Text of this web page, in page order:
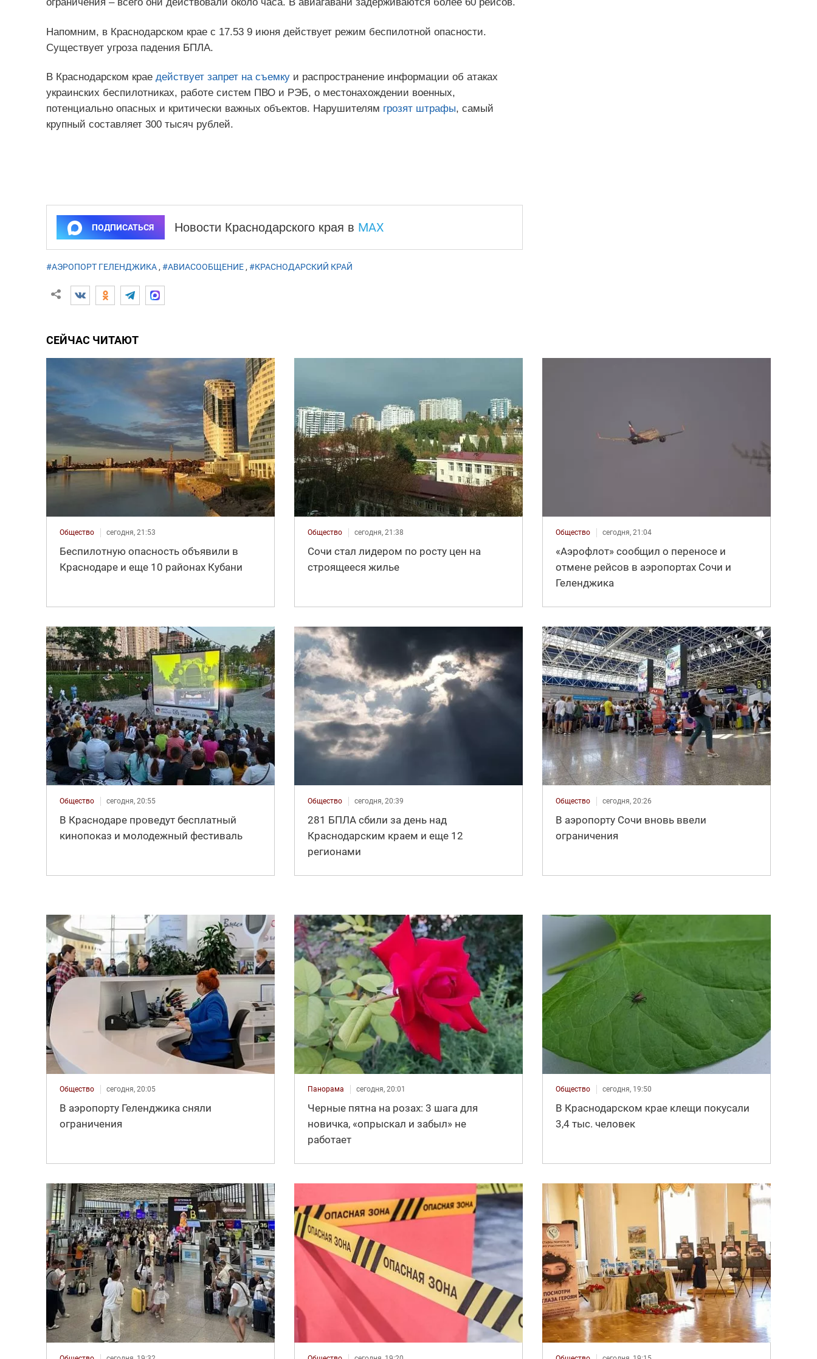
ограничения – всего они действовали около часа. В авиагавани задерживаются более 60 рейсов.
Напомним, в Краснодарском крае с 17.53 9 июня действует режим беспилотной опасности.
Существует угроза падения БПЛА.
В Краснодарском крае действует запрет на съемкуи распространение информации об атаках
украинских беспилотниках, работе систем ПВО и РЭБ, о местонахождении военных,
потенциально опасных и критически важных объектов. Нарушителям грозят штрафы, самый
крупный составляет 300 тысяч рублей.
ПОДПИСАТЬСЯ Новости Краснодарского края в MAX
#АЭРОПОРТ ГЕЛЕНДЖИКА, #АВИАСООБЩЕНИЕ, #КРАСНОДАРСКИЙ КРАЙ
СЕЙЧАС ЧИТАЮТ
Общество сегодня, 21:53
Беспилотную опасность объявили в
Краснодаре и еще 10 районах Кубани
Общество сегодня, 21:38
Сочи стал лидером по росту цен на
строящееся жилье
Общество сегодня, 21:04
«Аэрофлот» сообщил о переносе и
отмене рейсов в аэропортах Сочи и
Геленджика
Общество сегодня, 20:55
В Краснодаре проведут бесплатный
кинопоказ и молодежный фестиваль
Общество сегодня, 20:39
281 БПЛА сбили за день над
Краснодарским краем и еще 12
регионами
Общество сегодня, 20:26
В аэропорту Сочи вновь ввели
ограничения
Общество сегодня, 20:05
В аэропорту Геленджика сняли
ограничения
Панорама сегодня, 20:01
Черные пятна на розах: 3 шага для
новичка, «опрыскал и забыл» не
работает
Общество сегодня, 19:50
В Краснодарском крае клещи покусали
3,4 тыс. человек